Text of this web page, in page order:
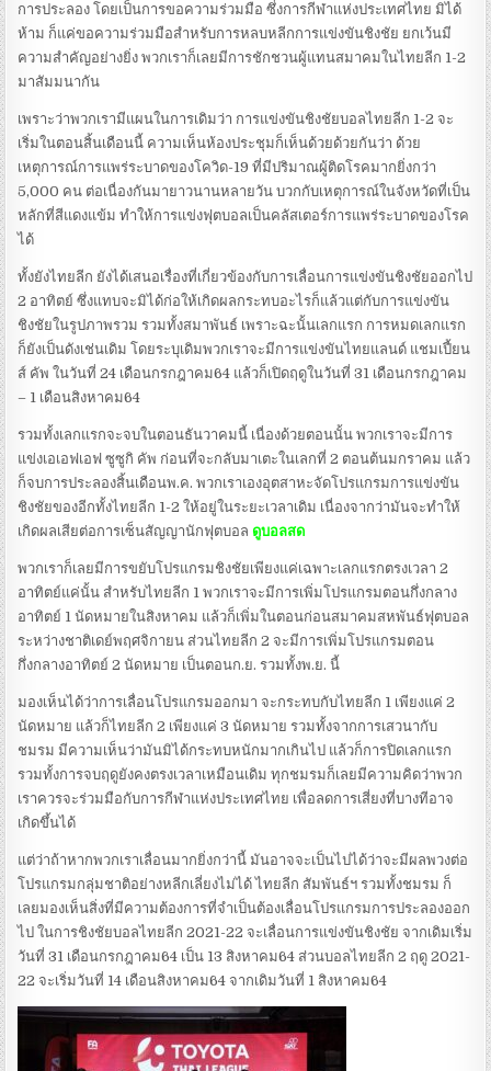
การประลอง โดยเป็นการขอความร่วมมือ ซึ่งการกีฬาแห่งประเทศไทย มิได้
ห้าม ก็แค่ขอความร่วมมือสำหรับการหลบหลีกการแข่งขันชิงชัย ยกเว้นมี
ความสำคัญอย่างยิ่ง พวกเราก็เลยมีการชักชวนผู้แทนสมาคมในไทยลีก 1-2
มาสัมมนากัน
เพราะว่าพวกเรามีแผนในการเดิมว่า การแข่งขันชิงชัยบอลไทยลีก 1-2 จะ
เริ่มในตอนสิ้นเดือนนี้ ความเห็นห้องประชุมก็เห็นด้วยด้วยกันว่า ด้วย
เหตุการณ์การแพร่ระบาดของโควิด-19 ที่มีปริมาณผู้ติดโรคมากยิ่งกว่า
5,000 คน ต่อเนื่องกันมายาวนานหลายวัน บวกกับเหตุการณ์ในจังหวัดที่เป็น
หลักที่สีแดงแข้ม ทำให้การแข่งฟุตบอลเป็นคลัสเตอร์การแพร่ระบาดของโรค
ได้
ทั้งยังไทยลีก ยังได้เสนอเรื่องที่เกี่ยวข้องกับการเลื่อนการแข่งขันชิงชัยออกไป
2 อาทิตย์ ซึ่งแทบจะมิได้ก่อให้เกิดผลกระทบอะไรก็แล้วแต่กับการแข่งขัน
ชิงชัยในรูปภาพรวม รวมทั้งสมาพันธ์ เพราะฉะนั้นเลกแรก การหมดเลกแรก
ก็ยังเป็นดังเช่นเดิม โดยระบุเดิมพวกเราจะมีการแข่งขันไทยแลนด์ แชมเปี้ยน
ส์ คัพ ในวันที่ 24 เดือนกรกฎาคม64 แล้วก็เปิดฤดูในวันที่ 31 เดือนกรกฎาคม
– 1 เดือนสิงหาคม64
รวมทั้งเลกแรกจะจบในตอนธันวาคมนี้ เนื่องด้วยตอนนั้น พวกเราจะมีการ
แข่งเอเอฟเอฟ ซูซูกิ คัพ ก่อนที่จะกลับมาเตะในเลกที่ 2 ตอนต้นมกราคม แล้ว
ก็จบการประลองสิ้นเดือนพ.ค. พวกเราเองอุตสาหะจัดโปรแกรมการแข่งขัน
ชิงชัยของอีกทั้งไทยลีก 1-2 ให้อยู่ในระยะเวลาเดิม เนื่องจากว่ามันจะทำให้
เกิดผลเสียต่อการเซ็นสัญญานักฟุตบอล ดูบอลสด
พวกเราก็เลยมีการขยับโปรแกรมชิงชัยเพียงแค่เฉพาะเลกแรกตรงเวลา 2
อาทิตย์แค่นั้น สำหรับไทยลีก 1 พวกเราจะมีการเพิ่มโปรแกรมตอนกึ่งกลาง
อาทิตย์ 1 นัดหมายในสิงหาคม แล้วก็เพิ่มในตอนก่อนสมาคมสหพันธ์ฟุตบอล
ระหว่างชาติเดย์พฤศจิกายน ส่วนไทยลีก 2 จะมีการเพิ่มโปรแกรมตอน
กึ่งกลางอาทิตย์ 2 นัดหมาย เป็นตอนก.ย. รวมทั้งพ.ย. นี้
มองเห็นได้ว่าการเลื่อนโปรแกรมออกมา จะกระทบกับไทยลีก 1 เพียงแค่ 2
นัดหมาย แล้วก็ไทยลีก 2 เพียงแค่ 3 นัดหมาย รวมทั้งจากการเสวนากับ
ชมรม มีความเห็นว่ามันมิได้กระทบหนักมากเกินไป แล้วก็การปิดเลกแรก
รวมทั้งการจบฤดูยังคงตรงเวลาเหมือนเดิม ทุกชมรมก็เลยมีความคิดว่าพวก
เราควรจะร่วมมือกับการกีฬาแห่งประเทศไทย เพื่อลดการเสี่ยงที่บางทีอาจ
เกิดขึ้นได้
แต่ว่าถ้าหากพวกเราเลื่อนมากยิ่งกว่านี้ มันอาจจะเป็นไปได้ว่าจะมีผลพวงต่อ
โปรแกรมกลุ่มชาติอย่างหลีกเลี่ยงไม่ได้ ไทยลีก สัมพันธ์ฯ รวมทั้งชมรม ก็
เลยมองเห็นสิ่งที่มีความต้องการที่จำเป็นต้องเลื่อนโปรแกรมการประลองออก
ไป ในการชิงชัยบอลไทยลีก 2021-22 จะเลื่อนการแข่งขันชิงชัย จากเดิมเริ่ม
วันที่ 31 เดือนกรกฎาคม64 เป็น 13 สิงหาคม64 ส่วนบอลไทยลีก 2 ฤดู 2021-
22 จะเริ่มวันที่ 14 เดือนสิงหาคม64 จากเดิมวันที่ 1 สิงหาคม64